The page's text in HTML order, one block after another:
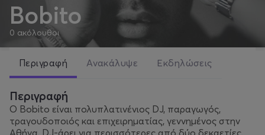
Bobito
0 ακόλουθοι
Περιγραφή Ανακάλυψε Εκδηλώσεις
Περιγραφή
Ο Bobito είναι πολυπλατινένιος DJ, παραγωγός,
τραγουδοποιός και επιχειρηματίας, γεννημένος στην
Αθήνα. DJ-άρει για περισσότερες από δύο δεκαετίες.